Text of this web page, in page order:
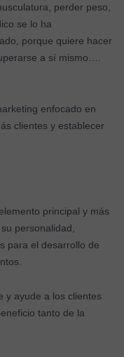
perder peso,
se lo ha
porque quiere hacer
a sí mismo….
enfocado en
clientes y establecer
principal y más
personalidad,
para el desarrollo de
y ayude a los clientes
tanto de la